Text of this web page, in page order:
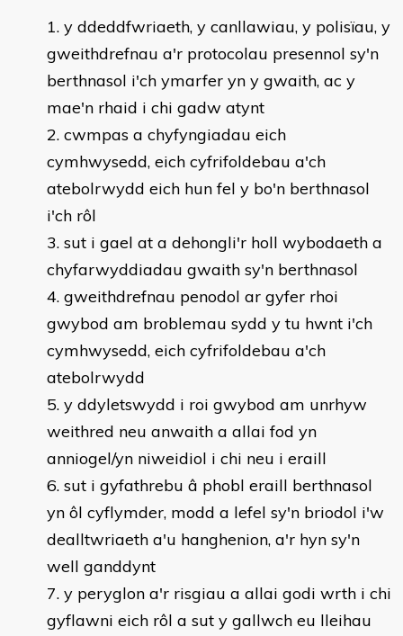
y ddeddfwriaeth, y canllawiau, y polisïau, y
gweithdrefnau a'r protocolau presennol sy'n
berthnasol i'ch ymarfer yn y gwaith, ac y
mae'n rhaid i chi gadw atynt
cwmpas a chyfyngiadau eich
cymhwysedd, eich cyfrifoldebau a'ch
atebolrwydd eich hun fel y bo'n berthnasol
i'ch rôl
sut i gael at a dehongli'r holl wybodaeth a
chyfarwyddiadau gwaith sy'n berthnasol
gweithdrefnau penodol ar gyfer rhoi
gwybod am broblemau sydd y tu hwnt i'ch
cymhwysedd, eich cyfrifoldebau a'ch
atebolrwydd
y ddyletswydd i roi gwybod am unrhyw
weithred neu anwaith a allai fod yn
anniogel/yn niweidiol i chi neu i eraill
sut i gyfathrebu â phobl eraill berthnasol
yn ôl cyflymder, modd a lefel sy'n briodol i'w
dealltwriaeth a'u hanghenion, a'r hyn sy'n
well ganddynt
y peryglon a'r risgiau a allai godi wrth i chi
gyflawni eich rôl a sut y gallwch eu lleihau